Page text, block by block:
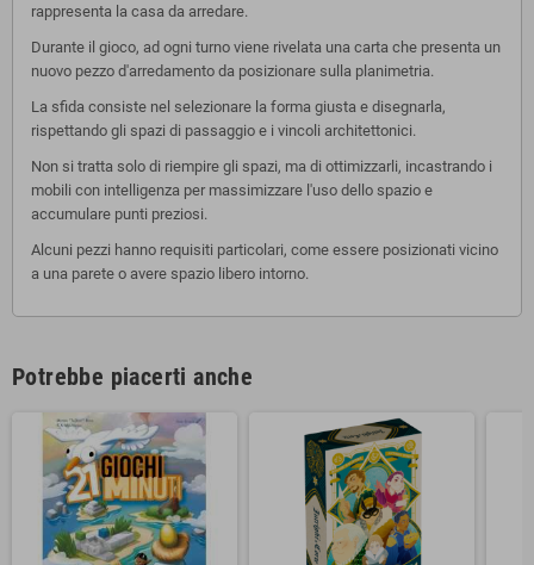
rappresenta la casa da arredare.
Durante il gioco, ad ogni turno viene rivelata una carta che presenta un
nuovo pezzo d'arredamento da posizionare sulla planimetria.
La sfida consiste nel selezionare la forma giusta e disegnarla,
rispettando gli spazi di passaggio e i vincoli architettonici.
Non si tratta solo di riempire gli spazi, ma di ottimizzarli, incastrando i
mobili con intelligenza per massimizzare l'uso dello spazio e
accumulare punti preziosi.
Alcuni pezzi hanno requisiti particolari, come essere posizionati vicino
a una parete o avere spazio libero intorno.
Potrebbe piacerti anche